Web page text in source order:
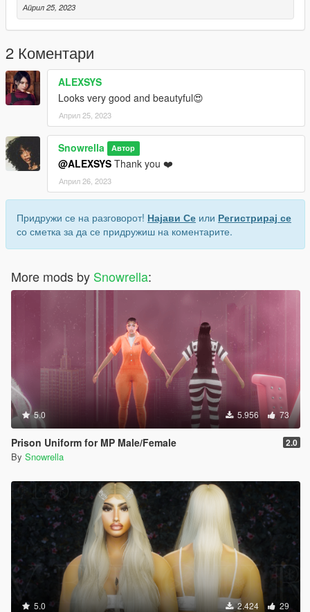
Април 25, 2023
2 Коментари
ALEXSYS
Looks very good and beautyful😍
Април 25, 2023
Snowrella Автор
@ALEXSYS Thank you ❤️
Април 26, 2023
Придружи се на разговорот! Најави Се или Регистрирај се
со сметка за да се придружиш на коментарите.
More mods by Snowrella:
5.0 5.956 73
Prison Uniform for MP Male/Female 2.0
By Snowrella
5.0 2.424 29